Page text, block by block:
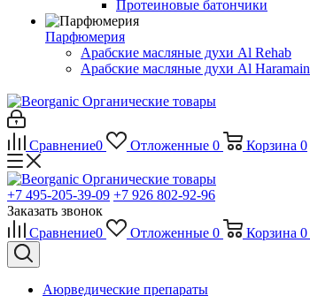
Протеиновые батончики
Парфюмерия
Арабские масляные духи Al Rehab
Арабские масляные духи Al Haramain
Органические товары
Сравнение0 Отложенные 0 Корзина 0
Органические товары
+7 495-205-39-09 +7 926 802-92-96
Заказать звонок
Сравнение0 Отложенные 0 Корзина 0
Аюрведические препараты